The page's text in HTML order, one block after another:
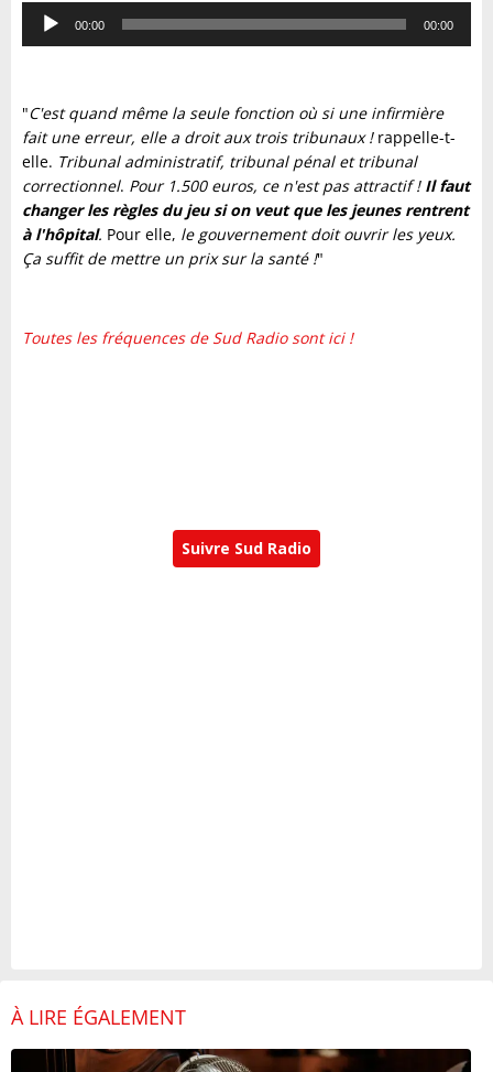
Lecteur
audio
00:00 00:00
"C'est quand même la seule fonction où si une infirmière
fait une erreur, elle a droit aux trois tribunaux !rappelle-t-
elle. Tribunal administratif, tribunal pénal et tribunal
correctionnel. Pour 1.500 euros, ce n'est pas attractif ! Il faut
changer les règles du jeu si on veut que les jeunes rentrent
à l'hôpital. Pour elle, le gouvernement doit ouvrir les yeux.
Ça suffit de mettre un prix sur la santé !"
Toutes les fréquences de Sud Radio sont ici !
Suivre Sud Radio
À LIRE ÉGALEMENT